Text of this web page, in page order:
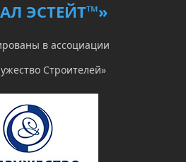
ЭСТЕЙТ™»
в ассоциации
Строителей»